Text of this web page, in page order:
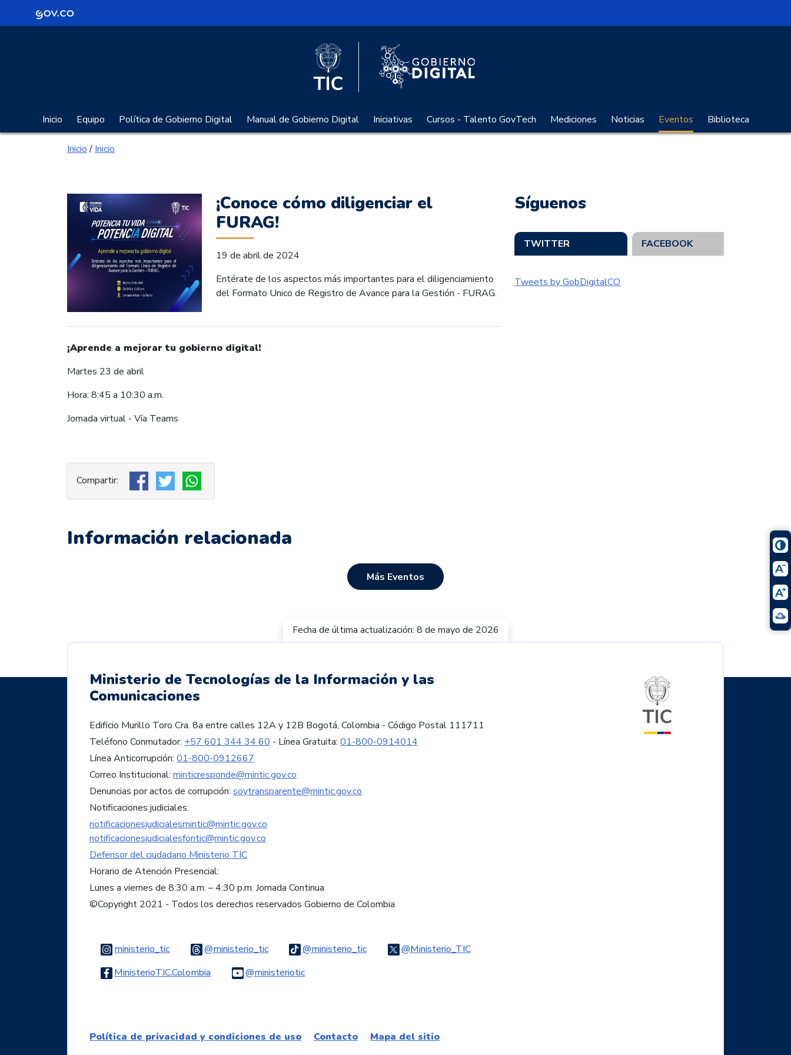
Logo Gobierno de Colombia
Logo del Ministerio TIC
Inicio Equipo Política de Gobierno Digital Manual de Gobierno Digital Iniciativas Cursos - Talento GovTech Mediciones Noticias Eventos Biblioteca
Inicio/Inicio
¡Conoce cómo diligenciar el
FURAG!
19 de abril de 2024
Entérate de los aspectos más importantes para el diligenciamiento
del Formato Unico de Registro de Avance para la Gestión - FURAG.
¡Aprende a mejorar tu gobierno digital!
Martes 23 de abril
Hora: 8:45 a 10:30 a.m.
Jornada virtual - Vía Teams
Síguenos
TWITTER FACEBOOK
Tweets by GobDigitalCO
Información relacionada
Más Eventos
Fecha de última actualización: 8 de mayo de 2026
Ministerio de Tecnologías de la Información y las
Comunicaciones
Edificio Murillo Toro Cra. 8a entre calles 12A y 12B Bogotá, Colombia - Código Postal 111711
Teléfono Conmutador: +57 601 344 34 60 - Línea Gratuita: 01-800-0914014
Línea Anticorrupción: 01-800-0912667
Correo Institucional: minticresponde@mintic.gov.co
Denuncias por actos de corrupción: soytransparente@mintic.gov.co
Notificaciones judiciales:
notificacionesjudicialesmintic@mintic.gov.co
notificacionesjudicialesfontic@mintic.gov.co
Defensor del ciudadano Ministerio TIC
Horario de Atención Presencial:
Lunes a viernes de 8:30 a.m. – 4:30 p.m. Jornada Continua
©Copyright 2021 - Todos los derechos reservados Gobierno de Colombia
ministerio_ticLogo Instagram@ministerio_ticLogo Threads@ministerio_ticLogo Tiktok@Ministerio_TICLogo Twitter
MinisterioTIC.ColombiaLogo Facebook@ministerioticLogo Youtube
Política de privacidad y condiciones de uso Contacto Mapa del sitio